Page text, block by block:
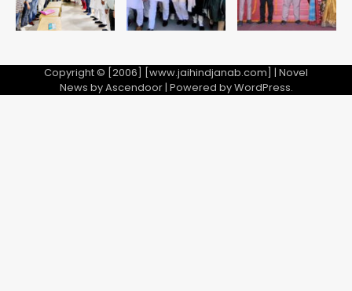
Copyright © [2006] [www.jaihindjanab.com] | Novel
News byAscendoor| Powered byWordPress.